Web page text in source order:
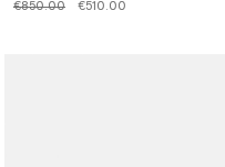
Preis reduziert von
€850.00bis€510.00